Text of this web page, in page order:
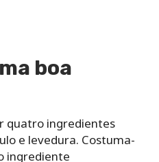
boa
quatro ingredientes
e levedura. Costuma-
ingrediente